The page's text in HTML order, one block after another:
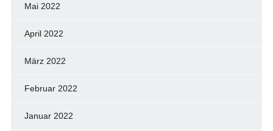
Mai 2022
April 2022
März 2022
Februar 2022
Januar 2022